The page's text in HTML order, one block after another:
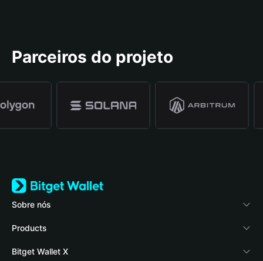
Parceiros do projeto
Sobre nós
Bitget Wallet
Blog
Products
Crypto Card
Bitget Wallet X